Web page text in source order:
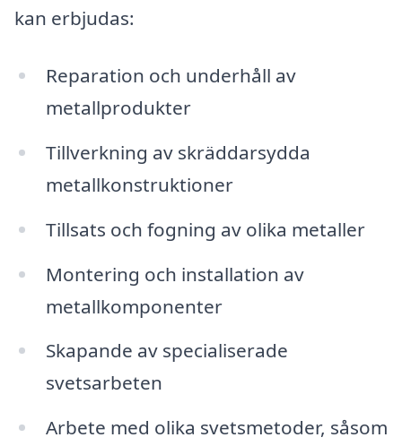
kan erbjudas:
Reparation och underhåll av
metallprodukter
Tillverkning av skräddarsydda
metallkonstruktioner
Tillsats och fogning av olika metaller
Montering och installation av
metallkomponenter
Skapande av specialiserade
svetsarbeten
Arbete med olika svetsmetoder, såsom